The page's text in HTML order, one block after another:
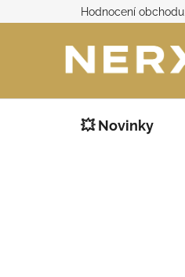
na
Hodnocení obchodu
💥 Novinky